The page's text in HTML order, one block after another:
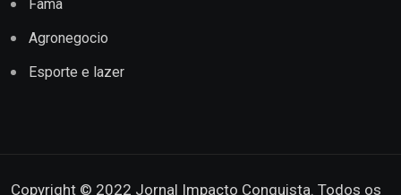
Fama
Agronegocio
Esporte e lazer
Copyright © 2022 Jornal Impacto Conquista. Todos os